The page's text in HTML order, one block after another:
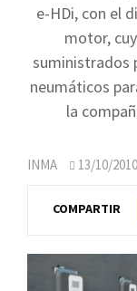
e-HDi, con el
motor,
suministrados
neumáticos
la
INMA 13/10/2010
COMPARTIR